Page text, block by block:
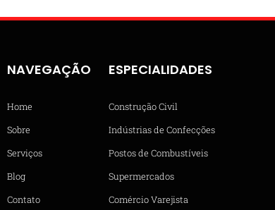
NAVEGAÇÃO
Home
Sobre
Serviços
Blog
Contato
ESPECIALIDADES
Construção Civil
Indústrias de Confecções
Postos de Combustíveis
Supermercados
Comércio Varejista